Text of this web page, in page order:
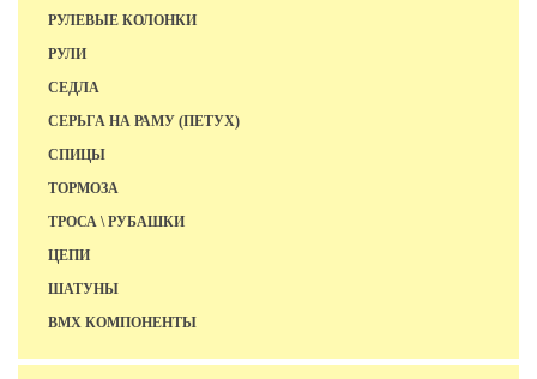
РУЛЕВЫЕ КОЛОНКИ
РУЛИ
СЕДЛА
СЕРЬГА НА РАМУ (ПЕТУХ)
СПИЦЫ
ТОРМОЗА
ТРОСА \ РУБАШКИ
ЦЕПИ
ШАТУНЫ
BMX КОМПОНЕНТЫ